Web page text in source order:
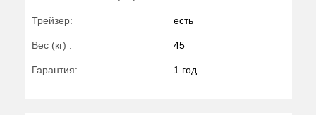
Трейзер: есть
Вес (кг) : 45
Гарантия: 1 год